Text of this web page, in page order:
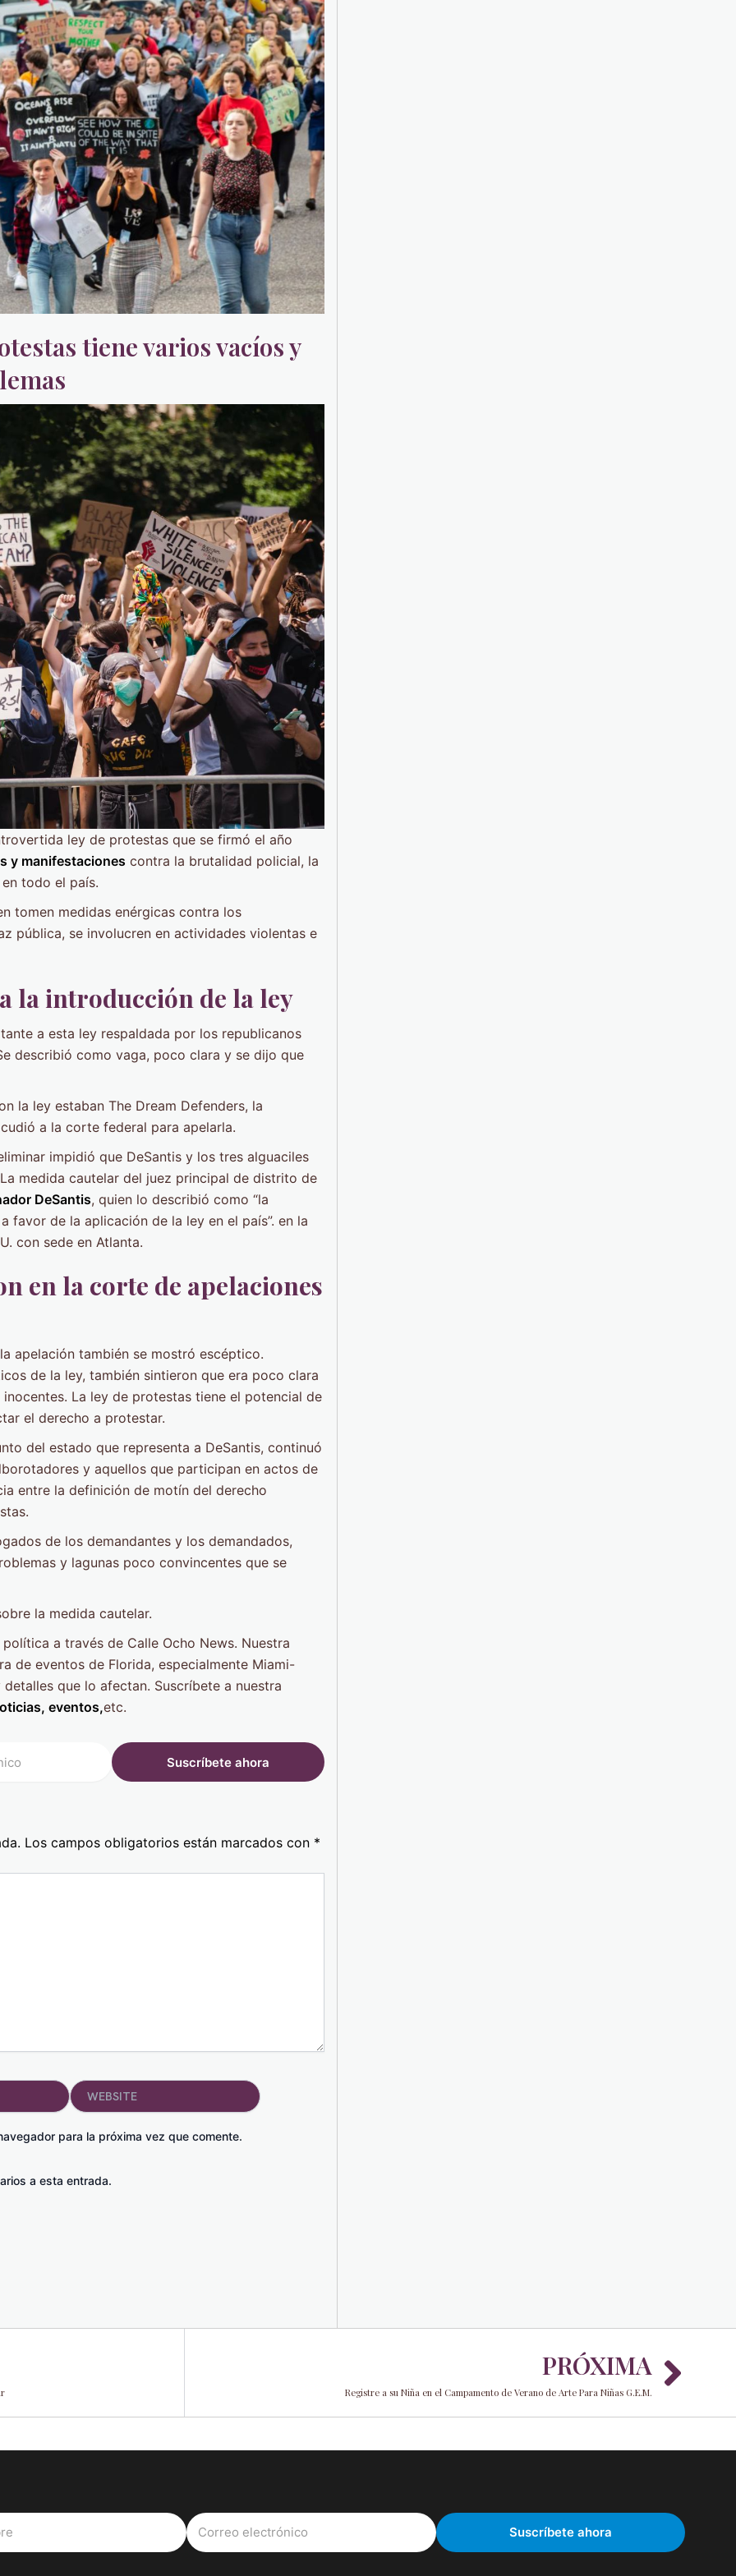
tiene varios vacíos y
ley de protestas que se firmó el año
y manifestaciones contra la brutalidad policial, la
todo el país.
tomen medidas enérgicas contra los
pública, se involucren en actividades violentas e
la introducción de la ley
a esta ley respaldada por los republicanos
describió como vaga, poco clara y se dijo que
la ley estaban The Dream Defenders, la
a la corte federal para apelarla.
impidió que DeSantis y los tres alguaciles
medida cautelar del juez principal de distrito de
DeSantis, quien lo describió como “la
de la aplicación de la ley en el país”. en la
con sede en Atlanta.
en la corte de apelaciones
apelación también se mostró escéptico.
de la ley, también sintieron que era poco clara
La ley de protestas tiene el potencial de
el derecho a protestar.
del estado que representa a DeSantis, continuó
y aquellos que participan en actos de
entre la definición de motín del derecho
de los demandantes y los demandados,
y lagunas poco convincentes que se
la medida cautelar.
a través de Calle Ocho News. Nuestra
de eventos de Florida, especialmente Miami-
que lo afectan. Suscríbete a nuestra
eventos,etc.
Los campos obligatorios están marcados con *
para la próxima vez que comente.
Website
a esta entrada.
PRÓXIMA
Registre a su Niña en el Campamento de Verano de Arte Para Niñas G.E.M.